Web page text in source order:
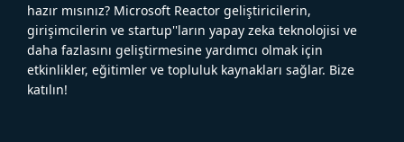
hazır mısınız? Microsoft Reactor geliştiricilerin,
girişimcilerin ve startup''ların yapay zeka teknolojisi ve
daha fazlasını geliştirmesine yardımcı olmak için
etkinlikler, eğitimler ve topluluk kaynakları sağlar. Bize
katılın!